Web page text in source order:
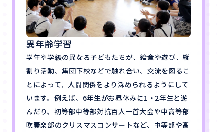
異年齢学習
学年や学級の異なる子どもたちが、給食や遊び、縦
割り活動、集団下校などで触れ合い、交流を図るこ
とによって、人間関係をより深められるようにして
います。例えば、6年生がお昼休みに1・2年生と遊
んだり、初等部中等部対抗百人一首大会や中高等部
吹奏楽部のクリスマスコンサートなど、中等部や高